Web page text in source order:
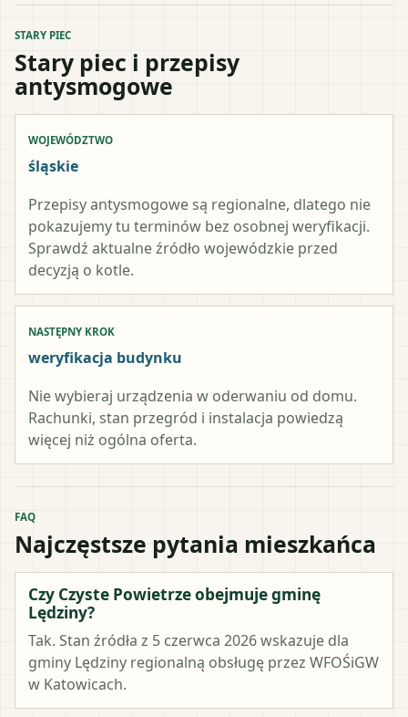
STARY PIEC
Stary piec i przepisy
antysmogowe
WOJEWÓDZTWO
śląskie
Przepisy antysmogowe są regionalne, dlatego nie
pokazujemy tu terminów bez osobnej weryfikacji.
Sprawdź aktualne źródło wojewódzkie przed
decyzją o kotle.
NASTĘPNY KROK
weryfikacja budynku
Nie wybieraj urządzenia w oderwaniu od domu.
Rachunki, stan przegród i instalacja powiedzą
więcej niż ogólna oferta.
FAQ
Najczęstsze pytania mieszkańca
Czy Czyste Powietrze obejmuje gminę
Lędziny?
Tak. Stan źródła z 5 czerwca 2026 wskazuje dla
gminy Lędziny regionalną obsługę przez WFOŚiGW
w Katowicach.